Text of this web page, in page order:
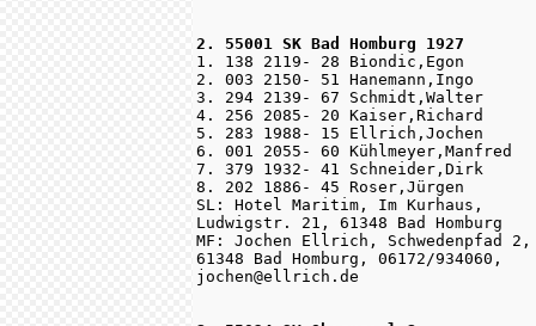
2. 55001 SK Bad Homburg 1927
1. 138 2119- 28 Biondic,Egon
2. 003 2150- 51 Hanemann,Ingo
3. 294 2139- 67 Schmidt,Walter
4. 256 2085- 20 Kaiser,Richard
5. 283 1988- 15 Ellrich,Jochen
6. 001 2055- 60 Kühlmeyer,Manfred
7. 379 1932- 41 Schneider,Dirk
8. 202 1886- 45 Roser,Jürgen
SL: Hotel Maritim, Im Kurhaus,
Ludwigstr. 21, 61348 Bad Homburg
MF: Jochen Ellrich, Schwedenpfad
61348 Bad Homburg, 06172/934060,
jochen@ellrich.de